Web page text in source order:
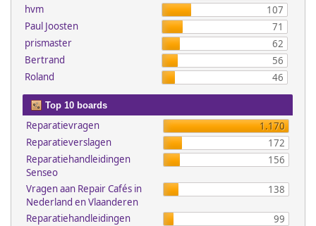
hvm
107
Paul Joosten
71
prismaster
62
Bertrand
56
Roland
46
Top 10 boards
Reparatievragen
1.170
Reparatieverslagen
172
Reparatiehandleidingen
Senseo
156
Vragen aan Repair Cafés in
Nederland en Vlaanderen
138
Reparatiehandleidingen
99